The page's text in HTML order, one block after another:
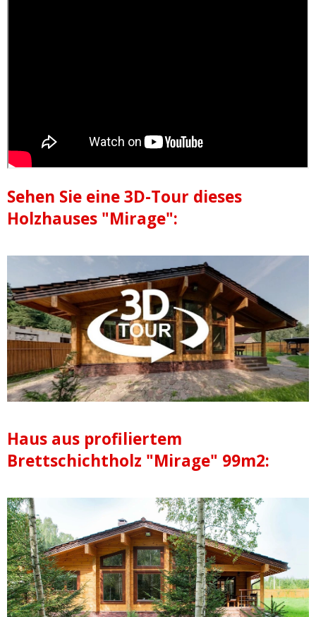
Sehen Sie eine 3D-Tour dieses
Holzhauses "Mirage":
Haus aus profiliertem
Brettschichtholz "Mirage" 99m2: